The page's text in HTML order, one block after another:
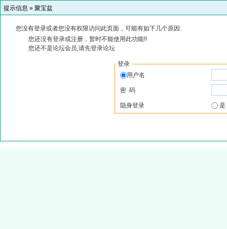
提示信息 » 聚宝盆
您没有登录或者您没有权限访问此页面，可能有如下几个原因:
您还没有登录或注册，暂时不能使用此功能!!
您还不是论坛会员,请先登录论坛
登录
用户名
密 码
隐身登录